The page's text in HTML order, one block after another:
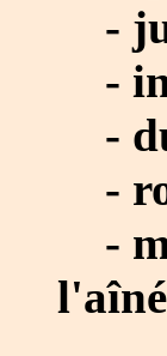
-
-
-
-
-